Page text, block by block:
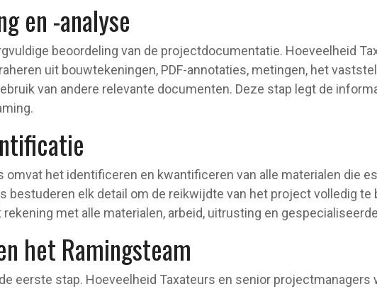
en -analyse
beoordeling van de projectdocumentatie. Hoeveelheid
uit bouwtekeningen, PDF-annotaties, metingen, het
van andere relevante documenten. Deze stap legt de
omvat het identificeren en kwantificeren van alle materialen die
bestuderen elk detail om de reikwijdte van het project volledig te
met alle materialen, arbeid, uitrusting en
het Ramingsteam
eerste stap. Hoeveelheid Taxateurs en senior projectmanagers